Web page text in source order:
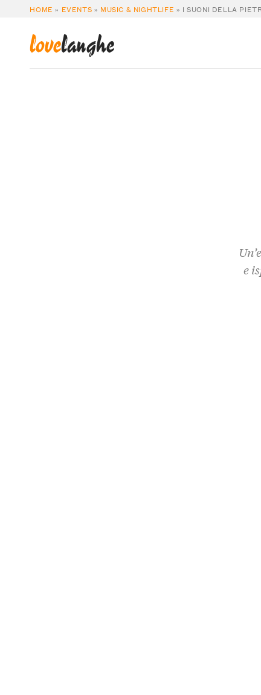
HOME » EVENTS » MUSIC & NIGHTLIFE » I SUONI DELLA
lovelanghe
e